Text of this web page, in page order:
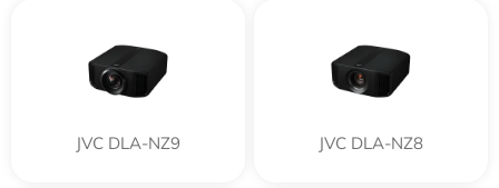
JVC DLA-NZ9 JVC DLA-NZ8